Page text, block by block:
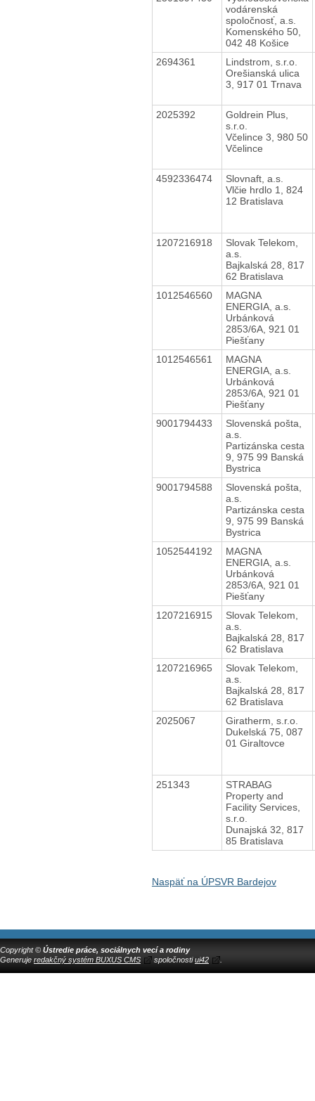
vodárenská
spoločnosť, a.s.
Komenského 50,
042 48 Košice
2694361
Lindstrom, s.r.o.
Orešianská ulica
3, 917 01 Trnava
2025392
Goldrein Plus,
s.r.o.
Včelince 3, 980 50
Včelince
4592336474
Slovnaft, a.s.
Vlčie hrdlo 1, 824
12 Bratislava
1207216918
Slovak Telekom,
a.s.
Bajkalská 28, 817
62 Bratislava
1012546560
MAGNA
ENERGIA, a.s.
Urbánková
2853/6A, 921 01
Piešťany
1012546561
MAGNA
ENERGIA, a.s.
Urbánková
2853/6A, 921 01
Piešťany
9001794433
Slovenská pošta,
a.s.
Partizánska cesta
9, 975 99 Banská
Bystrica
9001794588
Slovenská pošta,
a.s.
Partizánska cesta
9, 975 99 Banská
Bystrica
1052544192
MAGNA
ENERGIA, a.s.
Urbánková
2853/6A, 921 01
Piešťany
1207216915
Slovak Telekom,
a.s.
Bajkalská 28, 817
62 Bratislava
1207216965
Slovak Telekom,
a.s.
Bajkalská 28, 817
62 Bratislava
2025067
Giratherm, s.r.o.
Dukelská 75, 087
01 Giraltovce
251343
STRABAG
Property and
Facility Services,
s.r.o.
Dunajská 32, 817
85 Bratislava
Naspäť na ÚPSVR Bardejov
Copyright © Ústredie práce, sociálnych vecí a rodiny
Generuje redakčný systém BUXUS CMS spoločnostiui42